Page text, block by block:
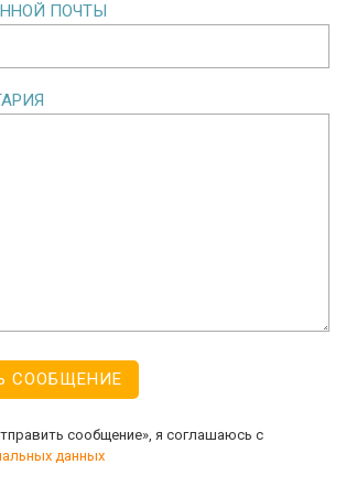
ПОЧТЫ
сообщение», я соглашаюсь с
данных